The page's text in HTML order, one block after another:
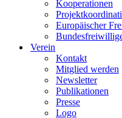
Kooperationen
Europäischer
Verein
Kontakt
Mitglied werden
Newsletter
Publikationen
Presse
Logo